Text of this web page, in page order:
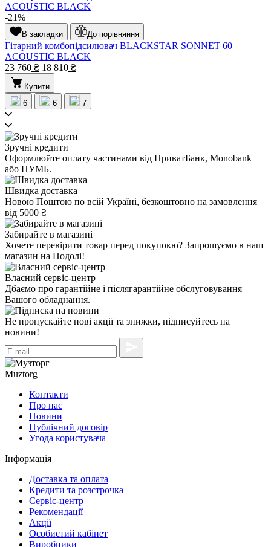
-21%
В закладки До порівняння
Гітарний комбопідсилювач BLACKSTAR SONNET 60
ACOUSTIC BLACK
23 760 ₴ 18 810 ₴
Купити
6
6 7
Зручні кредити
Оформлюйте оплату частинами від ПриватБанк, Monobank
або ПУМБ.
Швидка доставка
Новою Поштою по всій Україні, безкоштовно на замовлення
від 5000 ₴
Забирайте в магазині
Хочете перевірити товар перед покупокю? Запрошуємо в наш
магазин на Подолі!
Власний сервіс-центр
Дбаємо про гарантійне і післягарантійне обслуговування
Вашого обладнання.
Не пропускайте нові акції та знижки, підписуйтесь на
новини!
Muztorg
Контакти
Про нас
Новини
Публічний договір
Угода користувача
Інформація
Доставка та оплата
Кредити та розстрочка
Сервіc-центр
Рекомендації
Акції
Особистий кабінет
Виробники